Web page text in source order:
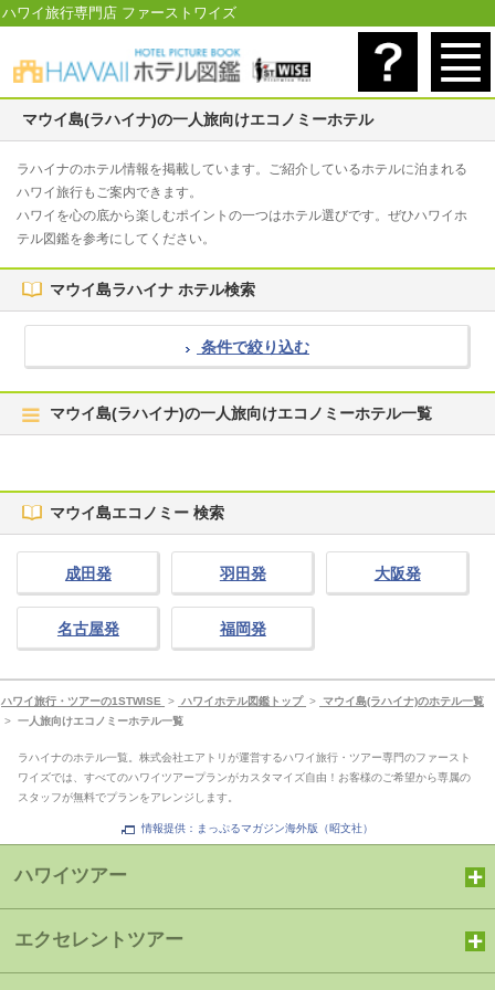
ハワイ旅行専門店 ファーストワイズ
マウイ島(ラハイナ)の一人旅向けエコノミーホテル
ラハイナのホテル情報を掲載しています。ご紹介しているホテルに泊まれる
ハワイ旅行もご案内できます。
ハワイを心の底から楽しむポイントの一つはホテル選びです。ぜひハワイホ
テル図鑑を参考にしてください。
マウイ島ラハイナ ホテル検索
条件で絞り込む
マウイ島(ラハイナ)の一人旅向けエコノミーホテル一覧
マウイ島エコノミー 検索
成田発 羽田発 大阪発
名古屋発 福岡発
ハワイ旅行・ツアーの1STWISE > ハワイホテル図鑑トップ >
マウイ島(ラハイナ)のホテル一覧
>一人旅向けエコノミーホテル一覧
ラハイナのホテル一覧。株式会社エアトリが運営するハワイ旅行・ツアー専門のファースト
ワイズでは、すべてのハワイツアープランがカスタマイズ自由！お客様のご希望から専属の
スタッフが無料でプランをアレンジします。
情報提供：まっぷるマガジン海外版（昭文社）
ハワイツアー
エクセレントツアー